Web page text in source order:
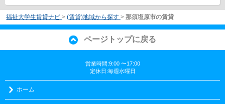
福祉大学生賃貸ナビ > (賃貸)地域から探す > 那須塩原市の賃貸
ページトップに戻る
営業時間:9:00 〜17:00
定休日:毎週水曜日
ホーム